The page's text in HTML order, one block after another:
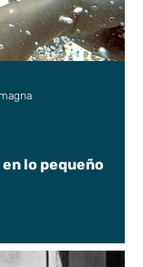
lo pequeño